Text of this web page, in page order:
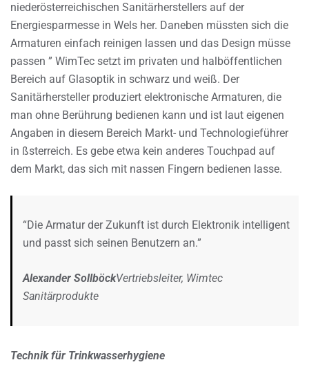
niederösterreichischen Sanitärherstellers auf der
Energiesparmesse in Wels her. Daneben müssten sich die
Armaturen einfach reinigen lassen und das Design müsse
passen ” WimTec setzt im privaten und halböffentlichen
Bereich auf Glasoptik in schwarz und weiß. Der
Sanitärhersteller produziert elektronische Armaturen, die
man ohne Berührung bedienen kann und ist laut eigenen
Angaben in diesem Bereich Markt- und Technologieführer
in ßsterreich. Es gebe etwa kein anderes Touchpad auf
dem Markt, das sich mit nassen Fingern bedienen lasse.
“Die Armatur der Zukunft ist durch Elektronik intelligent
und passt sich seinen Benutzern an.”
Alexander SollböckVertriebsleiter, Wimtec
Sanitärprodukte
Technik für Trinkwasserhygiene